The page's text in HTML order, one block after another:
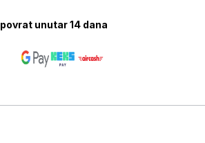
unutar 14 dana